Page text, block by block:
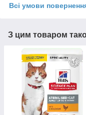
Всі умови
З цим товаром